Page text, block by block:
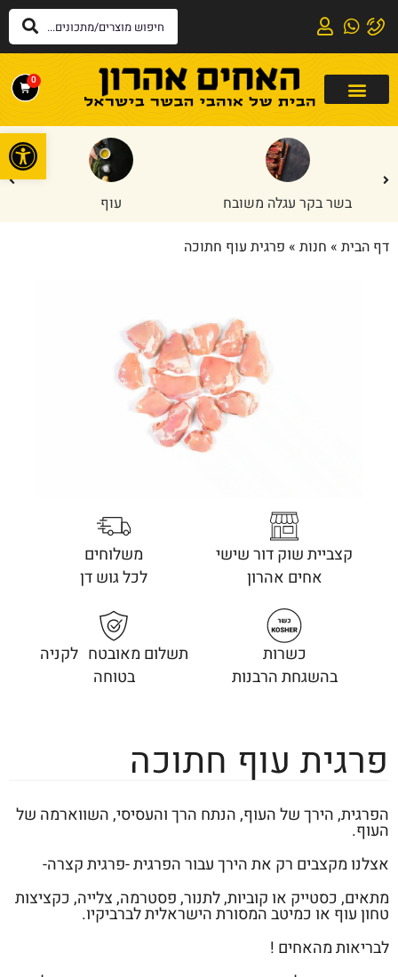
0
בשר בקר עגלה משובח עוף
דף הבית » חנות » פרגית עוף חתוכה
פרגית עוף חתוכה
הפרגית, הירך של העוף, הנתח הרך והעסיסי, השווארמה של
העוף.
אצלנו מקצבים רק את הירך עבור הפרגית -פרגית קצרה-
מתאים, כסטייק או קוביות, לתנור, פסטרמה, צלייה, כקציצות
טחון עוף או כמיטב המסורת הישראלית לברביקיו.
לבריאות מהאחים !
קצביית שוק דור שישי
אחים אהרון
משלוחים
לכל גוש דן
כשרות
בהשגחת הרבנות
תשלום מאובטח לקניה
בטוחה